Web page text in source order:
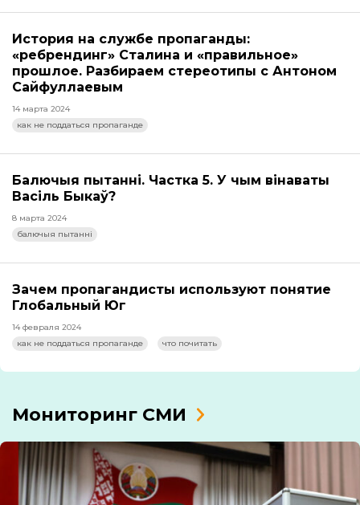
История на службе пропаганды:
«ребрендинг» Сталина и «правильное»
прошлое. Разбираем стереотипы с Антоном
Сайфуллаевым
14 марта 2024
как не поддаться пропаганде
Балючыя пытанні. Частка 5. У чым вінаваты
Васіль Быкаў?
8 марта 2024
балючыя пытанні
Зачем пропагандисты используют понятие
Глобальный Юг
14 февраля 2024
как не поддаться пропаганде
что почитать
Мониторинг СМИ